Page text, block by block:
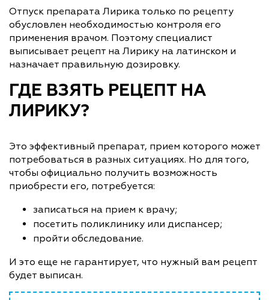
Отпуск препарата Лирика только по рецепту
обусловлен необходимостью контроля его
применения врачом. Поэтому специалист
выписывает рецепт на Лирику на латинском и
назначает правильную дозировку.
ГДЕ ВЗЯТЬ РЕЦЕПТ НА
ЛИРИКУ?
Это эффективный препарат, прием которого может
потребоваться в разных ситуациях. Но для того,
чтобы официально получить возможность
приобрести его, потребуется:
записаться на прием к врачу;
посетить поликлинику или диспансер;
пройти обследование.
И это еще не гарантирует, что нужный вам рецепт
будет выписан.